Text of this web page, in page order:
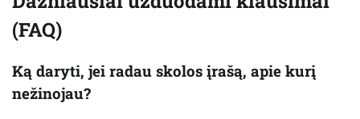
(FAQ)
Ką daryti, jei radau skolos įrašą, apie kurį
nežinojau?